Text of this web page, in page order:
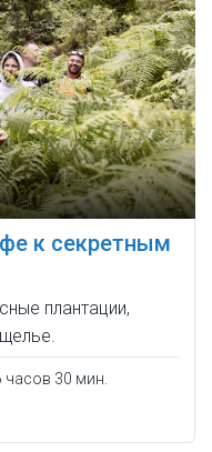
к секретным
плантации,
часов 30 мин.